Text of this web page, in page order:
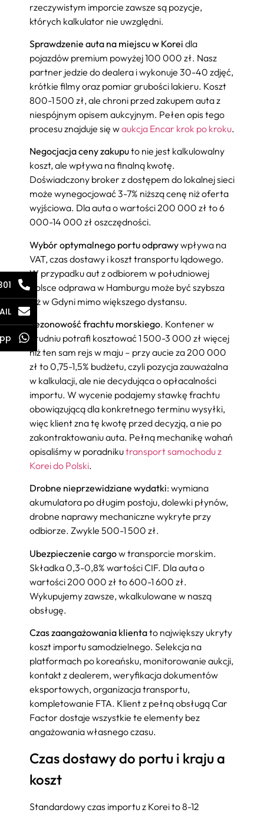
rzeczywistym imporcie zawsze są pozycje,
których kalkulator nie uwzględni.
Sprawdzenie auta na miejscu w Korei dla
pojazdów premium powyżej 100 000 zł. Nasz
partner jedzie do dealera i wykonuje 30-40 zdjęć,
krótkie filmy oraz pomiar grubości lakieru. Koszt
800-1 500 zł, ale chroni przed zakupem auta z
niespójnym opisem aukcyjnym. Pełen opis tego
procesu znajduje się waukcja Encar krok po kroku.
Negocjacja ceny zakuputo nie jest kalkulowalny
koszt, ale wpływa na finalną kwotę.
Doświadczony broker z dostępem do lokalnej sieci
może wynegocjować 3-7% niższą cenę niż oferta
wyjściowa. Dla auta o wartości 200 000 zł to 6
000-14 000 zł oszczędności.
Wybór optymalnego portu odprawywpływa na
VAT, czas dostawy i koszt transportu lądowego.
W przypadku aut z odbiorem w południowej
Polsce odprawa w Hamburgu może być szybsza
niż w Gdyni mimo większego dystansu.
Sezonowość frachtu morskiego. Kontener w
grudniu potrafi kosztować 1 500-3 000 zł więcej
niż ten sam rejs w maju – przy aucie za 200 000
zł to 0,75-1,5% budżetu, czyli pozycja zauważalna
w kalkulacji, ale nie decydująca o opłacalności
importu. W wycenie podajemy stawkę frachtu
obowiązującą dla konkretnego terminu wysyłki,
więc klient zna tę kwotę przed decyzją, a nie po
zakontraktowaniu auta. Pełną mechanikę wahań
opisaliśmy w poradnikutransport samochodu z
Korei do Polski.
Drobne nieprzewidziane wydatki: wymiana
akumulatora po długim postoju, dolewki płynów,
drobne naprawy mechaniczne wykryte przy
odbiorze. Zwykle 500-1 500 zł.
Ubezpieczenie cargow transporcie morskim.
Składka 0,3-0,8% wartości CIF. Dla auta o
wartości 200 000 zł to 600-1 600 zł.
Wykupujemy zawsze, wkalkulowane w naszą
obsługę.
Czas zaangażowania klientato największy ukryty
koszt importu samodzielnego. Selekcja na
platformach po koreańsku, monitorowanie aukcji,
kontakt z dealerem, weryfikacja dokumentów
eksportowych, organizacja transportu,
kompletowanie FTA. Klient z pełną obsługą Car
Factor dostaje wszystkie te elementy bez
angażowania własnego czasu.
Czas dostawy do portu i kraju a
koszt
Standardowy czas importu z Korei to 8-12